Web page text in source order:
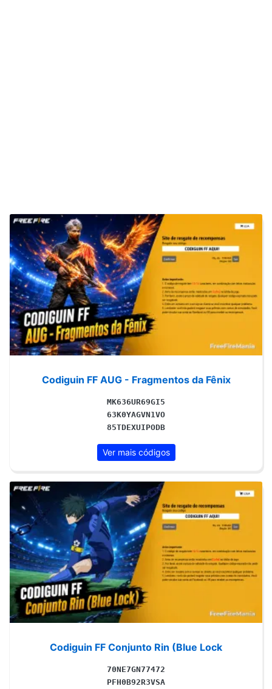
Codiguin FF AUG - Fragmentos da Fênix
MK636UR69GI5
63K0YAGVN1VO
85TDEXUIPODB
Ver mais códigos
Codiguin FF Conjunto Rin (Blue Lock
70NE7GN77472
PFH0B92R3VSA